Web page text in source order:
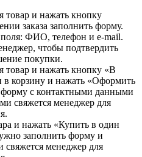
и нажать кнопку
заказа заполнить форму.
ФИО, телефон и e-mail.
чтобы подтвердить
покупки.
товар и нажать кнопку «В
в корзину и нажать «Оформить
форму с контактными данными
свяжется менеджер для
и нажать «Купить в один
заполнить форму и
свяжется менеджер для